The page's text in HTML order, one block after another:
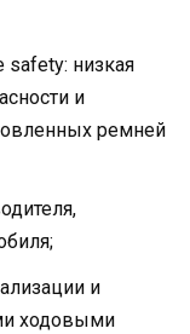
safety: низкая
и
ремней
и
ходовыми